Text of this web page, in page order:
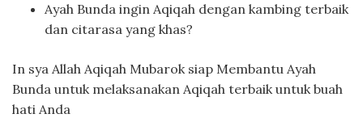
Ayah Bunda ingin Aqiqah dengan kambing terbaik
dan citarasa yang khas?
In sya Allah Aqiqah Mubarok siap Membantu Ayah
Bunda untuk melaksanakan Aqiqah terbaik untuk buah
hati Anda